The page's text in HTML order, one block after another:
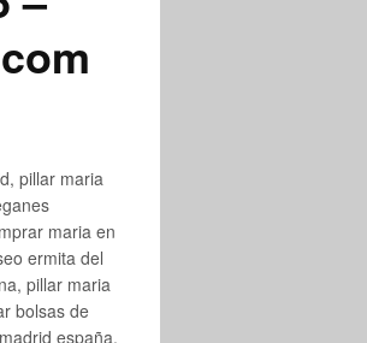
pillar maria
maria en
ermita del
pillar maria
bolsas de
españa,